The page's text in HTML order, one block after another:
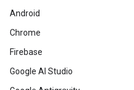
Android
Chrome
Firebase
Google AI Studio